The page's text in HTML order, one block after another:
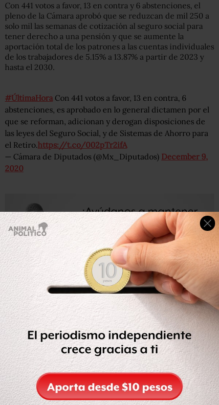
Con 441 votos a favor, 13 en contra y 6 abstenciones, el
pleno de la Cámara aprobó que se reduzcan de mil 250 a
solo mil las semanas de cotización al seguro social para
tener derecho a una pensión y que se aumente la
aportación total de los patrones a las cuentas individuales
de los trabajadores de 5.15% a 13.87% a partir de 2023 y
hasta el 2030.
#ÚltimaHoraCon 441 votos a favor, 13 en contra, 6
abstenciones, es aprobado en lo general dictamen por el
que se reforman, adicionan y derogan disposiciones de
las leyes del Seguro Social, y de Sistemas de Ahorro para
el Retiro.https://t.co/002pTr2ifA
— Cámara de Diputados (@Mx_Diputados) December 9,
2020
Los ahorros para el retiro estarán sujetos a un monto
máximo equivalente al promedio aritmético de los cobros
aplicados en los sistemas de pensiones de Estados
Unidos, Colombia y Chile, lo que permitiría reducirlas de
0.98 a 0.54 en México.